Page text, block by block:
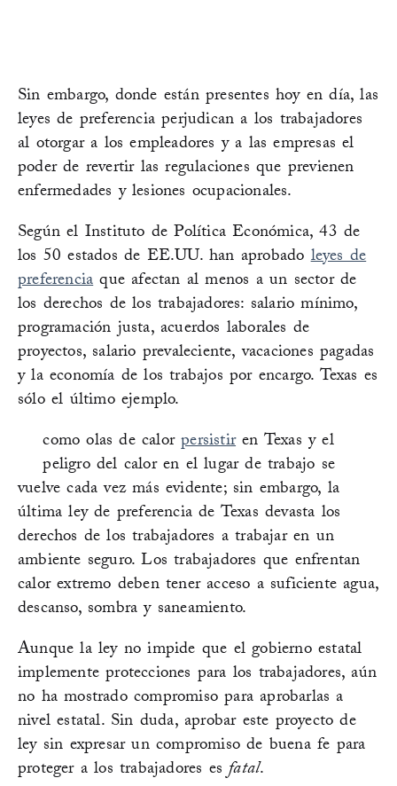
Sin embargo, donde están presentes hoy en día, las
leyes de preferencia perjudican a los trabajadores
al otorgar a los empleadores y a las empresas el
poder de revertir las regulaciones que previenen
enfermedades y lesiones ocupacionales.
Según el Instituto de Política Económica, 43 de
los 50 estados de EE.UU. han aprobadoleyes de
preferenciaque afectan al menos a un sector de
los derechos de los trabajadores: salario mínimo,
programación justa, acuerdos laborales de
proyectos, salario prevaleciente, vacaciones pagadas
y la economía de los trabajos por encargo. Texas es
sólo el último ejemplo.
como olas de calorpersistiren Texas y el
peligro del calor en el lugar de trabajo se
vuelve cada vez más evidente; sin embargo, la
última ley de preferencia de Texas devasta los
derechos de los trabajadores a trabajar en un
ambiente seguro. Los trabajadores que enfrentan
calor extremo deben tener acceso a suficiente agua,
descanso, sombra y saneamiento.
Aunque la ley no impide que el gobierno estatal
implemente protecciones para los trabajadores, aún
no ha mostrado compromiso para aprobarlas a
nivel estatal. Sin duda, aprobar este proyecto de
ley sin expresar un compromiso de buena fe para
proteger a los trabajadores esfatal.